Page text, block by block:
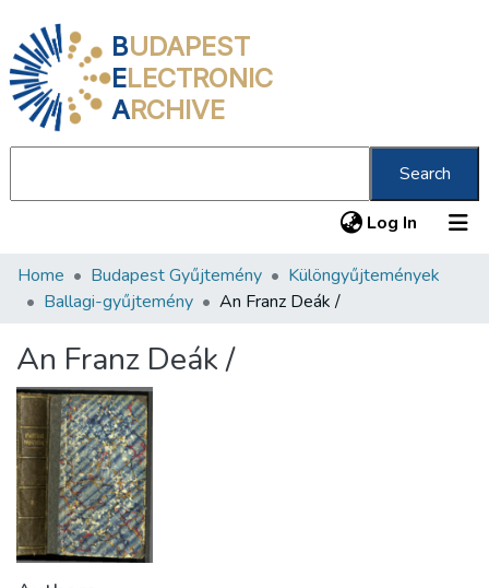
BUDAPEST
ELECTRONIC
ARCHIVE
Search
Log In (current)
Communities & Collections
Statistics
About us
Home Budapest Gyűjtemény
Különgyűjtemények
Ballagi-gyűjtemény
An Franz Deák /
An Franz Deák /